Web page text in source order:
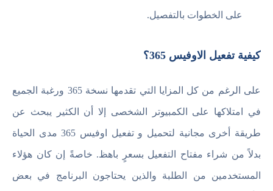
على الخطوات بالتفصيل.
كيفية تفعيل الاوفيس 365؟
على الرغم من كل المزايا التي تقدمها نسخة 365 ورغبة الجميع
في امتلاكها على الكمبيوتر الشخصى إلا أن الكثير يبحث عن
طريقة أخرى مجانية لتحميل و تفعيل اوفيس 365 مدى الحياة
بدلاً من شراء مفتاح التفعيل بسعرٍ باهظ. خاصةً إن كان هؤلاء
المستخدمين من الطلبة والذين يحتاجون البرنامج في بعض